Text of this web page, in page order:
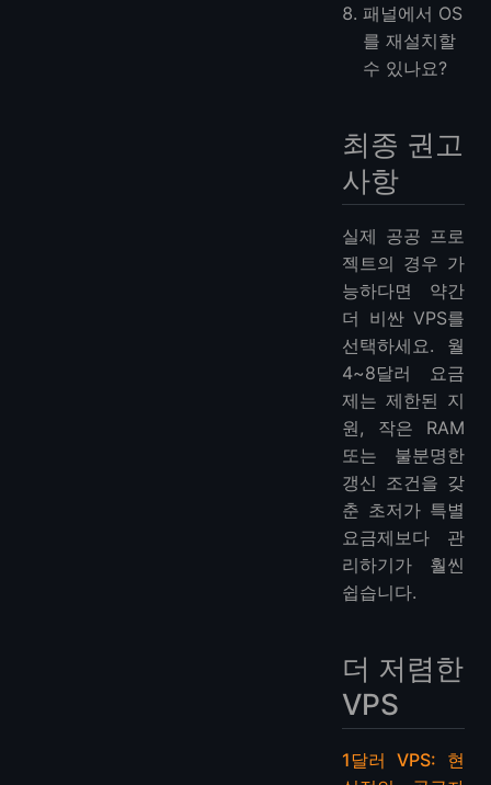
패널에서 OS
를 재설치할
수 있나요?
최종 권고
사항
실제 공공 프로
젝트의 경우 가
능하다면 약간
더 비싼 VPS를
선택하세요. 월
4~8달러 요금
제는 제한된 지
원, 작은 RAM
또는 불분명한
갱신 조건을 갖
춘 초저가 특별
요금제보다 관
리하기가 훨씬
쉽습니다.
더 저렴한
VPS
1달러 VPS: 현